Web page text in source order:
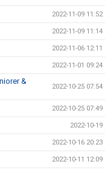
2022-11-09 11:52
2022-11-09 11:14
2022-11-06 12:11
2022-11-01 09:24
&
2022-10-25 07:54
2022-10-25 07:49
2022-10-19
2022-10-16 20:23
2022-10-11 12:09